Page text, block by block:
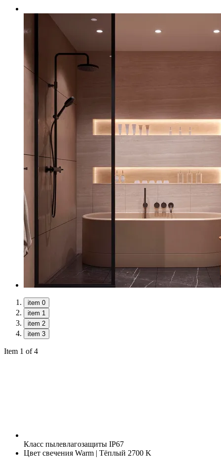
item 0
item 1
item 2
item 3
Item 1 of 4
Класс пылевлагозащиты IP67
Цвет свечения Warm | Тёплый 2700 K